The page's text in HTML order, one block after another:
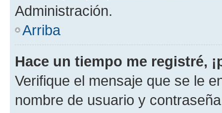
Administración.
Arriba
Hace un tiempo me registré,
Verifique el mensaje que se le
nombre de usuario y